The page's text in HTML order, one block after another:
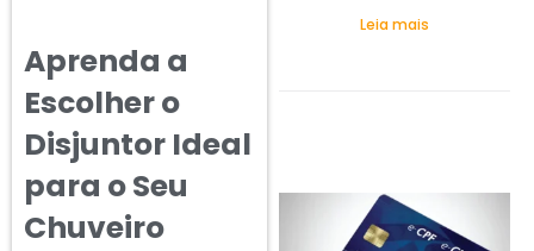
Aprenda a
Escolher o
Disjuntor Ideal
para o Seu
Chuveiro
Leia mais